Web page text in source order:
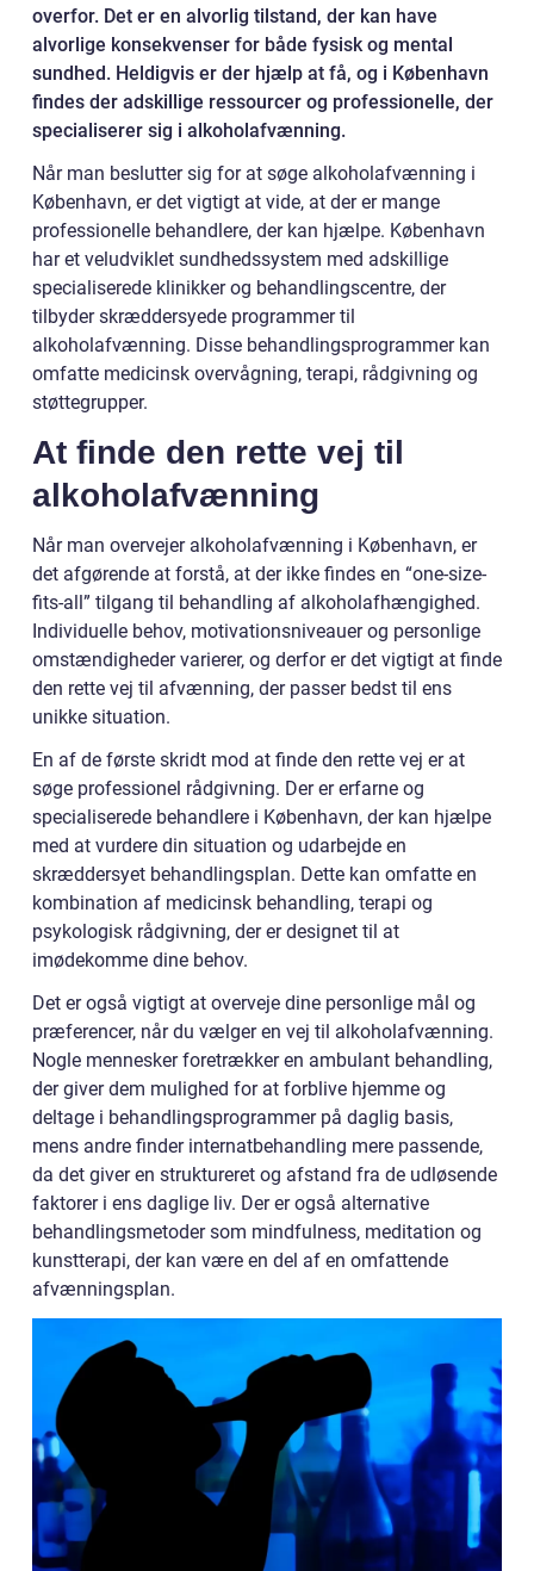
overfor. Det er en alvorlig tilstand, der kan have
alvorlige konsekvenser for både fysisk og mental
sundhed. Heldigvis er der hjælp at få, og i København
findes der adskillige ressourcer og professionelle, der
specialiserer sig i alkoholafvænning.
Når man beslutter sig for at søge alkoholafvænning i
København, er det vigtigt at vide, at der er mange
professionelle behandlere, der kan hjælpe. København
har et veludviklet sundhedssystem med adskillige
specialiserede klinikker og behandlingscentre, der
tilbyder skræddersyede programmer til
alkoholafvænning. Disse behandlingsprogrammer kan
omfatte medicinsk overvågning, terapi, rådgivning og
støttegrupper.
At finde den rette vej til
alkoholafvænning
Når man overvejer alkoholafvænning i København, er
det afgørende at forstå, at der ikke findes en “one-size-
fits-all” tilgang til behandling af alkoholafhængighed.
Individuelle behov, motivationsniveauer og personlige
omstændigheder varierer, og derfor er det vigtigt at finde
den rette vej til afvænning, der passer bedst til ens
unikke situation.
En af de første skridt mod at finde den rette vej er at
søge professionel rådgivning. Der er erfarne og
specialiserede behandlere i København, der kan hjælpe
med at vurdere din situation og udarbejde en
skræddersyet behandlingsplan. Dette kan omfatte en
kombination af medicinsk behandling, terapi og
psykologisk rådgivning, der er designet til at
imødekomme dine behov.
Det er også vigtigt at overveje dine personlige mål og
præferencer, når du vælger en vej til alkoholafvænning.
Nogle mennesker foretrækker en ambulant behandling,
der giver dem mulighed for at forblive hjemme og
deltage i behandlingsprogrammer på daglig basis,
mens andre finder internatbehandling mere passende,
da det giver en struktureret og afstand fra de udløsende
faktorer i ens daglige liv. Der er også alternative
behandlingsmetoder som mindfulness, meditation og
kunstterapi, der kan være en del af en omfattende
afvænningsplan.